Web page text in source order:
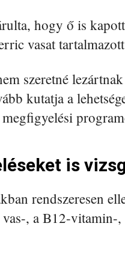
hogy ő is
vasat
szeretné
kutatja a
megfigyelési
is
rendszeresen
, a B12-vitamin-